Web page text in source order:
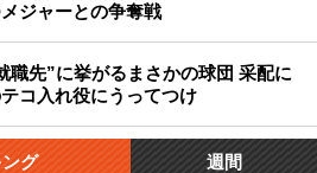
ジャーとの争奪戦
職先”に挙がるまさかの球団 采配に
コ入れ役にうってつけ
グ 週間